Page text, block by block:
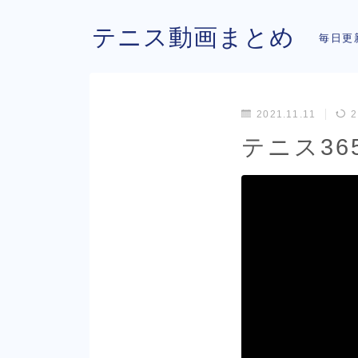
テニス動画まとめ 毎日更
2021.11.11
テニス